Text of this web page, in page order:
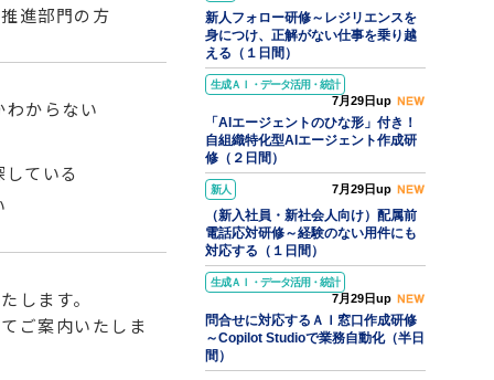
進部門の方
からない
ている
します。
ご案内いたしま
新人フォロー研修～レジリエンスを
身につけ、正解がない仕事を乗り越
える（１日間）
生成ＡＩ・データ活用・統計
7月29日up
「AIエージェントのひな形」付き！
自組織特化型AIエージェント作成研
修（２日間）
新人 7月29日up
（新入社員・新社会人向け）配属前
電話応対研修～経験のない用件にも
対応する（１日間）
生成ＡＩ・データ活用・統計
7月29日up
問合せに対応するＡＩ窓口作成研修
～Copilot Studioで業務自動化（半日
間）